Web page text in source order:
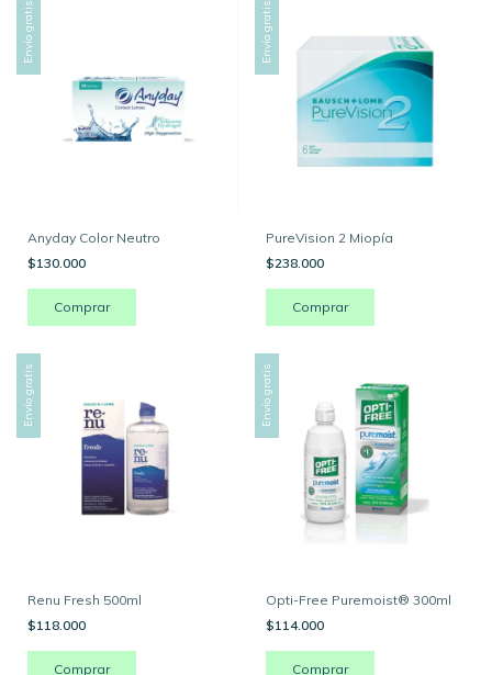
Envío gratis
Anyday Color Neutro
$130.000
Comprar
Envío gratis
PureVision 2 Miopía
$238.000
Comprar
Envío gratis
Renu Fresh 500ml
$118.000
Envío gratis
Opti-Free Puremoist® 300ml
$114.000